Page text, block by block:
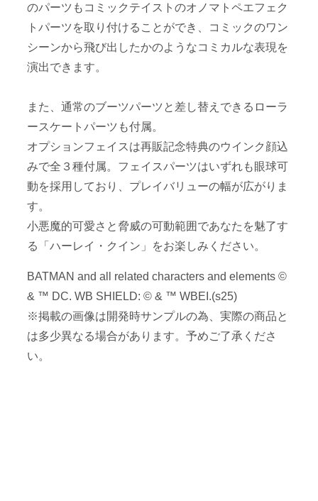
のパーツもコミックテイストのオノマトペエフェク
トパーツを取り付けることができ、コミックのワン
シーンから飛び出したかのようなコミカルな表現を
演出できます。
また、通常のブーツパーツと差し替えできるローラ
ースケートパーツも付属。
オプションフェイスは再販記念特典のウインク顔込
みで全３種付属。フェイスパーツはいずれも眼球可
動を採用しており、プレイバリューの幅が広がりま
す。
小悪魔的可愛さと脅威の可動範囲であなたを魅了す
る「ハーレイ・クイン」をお楽しみください。
BATMAN and all related characters and elements ©
& ™ DC. WB SHIELD: © & ™ WBEI.(s25)
※掲載の画像は開発時サンプルの為、実際の商品と
は多少異なる場合があります。予めご了承くださ
い。